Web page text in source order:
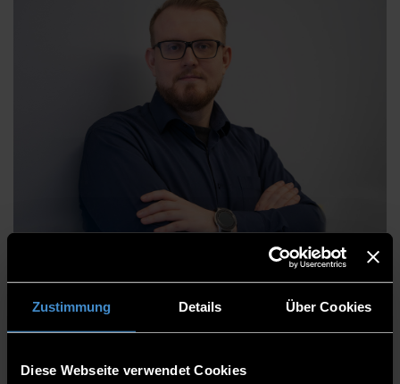
Zustimmung Details Über Cookies
Diese Webseite verwendet Cookies
Jakob Folz, M.Sc.
Institute
Institut ProtectIT